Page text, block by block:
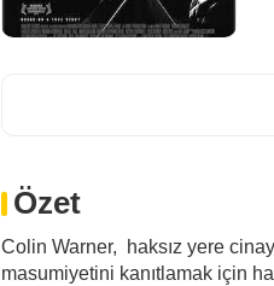
Özet
Colin Warner, haksız yere
masumiyetini kanıtlamak için